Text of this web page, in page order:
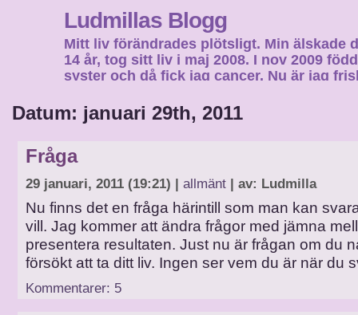
Ludmillas Blogg
Mitt liv förändrades plötsligt. Min älskade
14 år, tog sitt liv i maj 2008. I nov 2009
syster och då fick jag cancer. Nu är jag
Datum: januari 29th, 2011
Fråga
29 januari, 2011 (19:21) | allmänt | av: Ludmilla
Nu finns det en fråga härintill som man kan
vill. Jag kommer att ändra frågor med jämna
presentera resultaten. Just nu är frågan om du
försökt att ta ditt liv. Ingen ser vem du är när du
Kommentarer: 5